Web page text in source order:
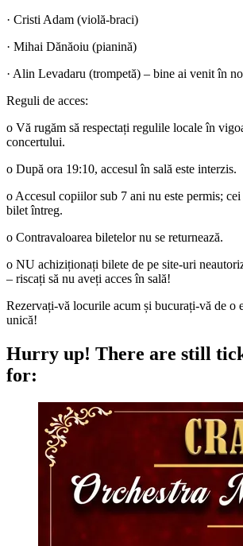
· Cristi Adam (violă-braci)
· Mihai Dănăoiu (pianină)
· Alin Levadaru (trompetă) – bine ai venit în
Reguli de acces:
o Vă rugăm să respectați regulile locale în
concertului.
o După ora 19:10, accesul în sală este interzis.
o Accesul copiilor sub 7 ani nu este permis; cei
bilet întreg.
o Contravaloarea biletelor nu se returnează.
o NU achiziționați bilete de pe site-uri
– riscați să nu aveți acces în sală!
Rezervați-vă locurile acum și bucurați-vă de o
unică!
Hurry up! There are still
for: